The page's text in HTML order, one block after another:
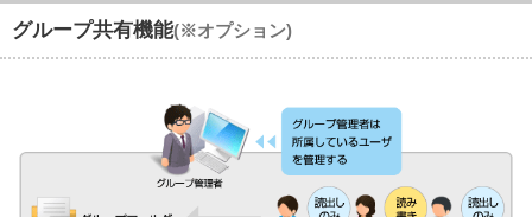
グループ共有機能(※オプション)